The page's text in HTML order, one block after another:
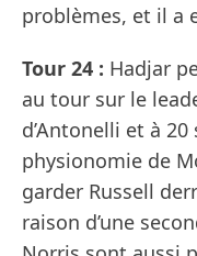
problèmes, et il a
Tour 24 : Hadjar
au tour sur le
d’Antonelli et à
physionomie de
garder Russell
raison d’une